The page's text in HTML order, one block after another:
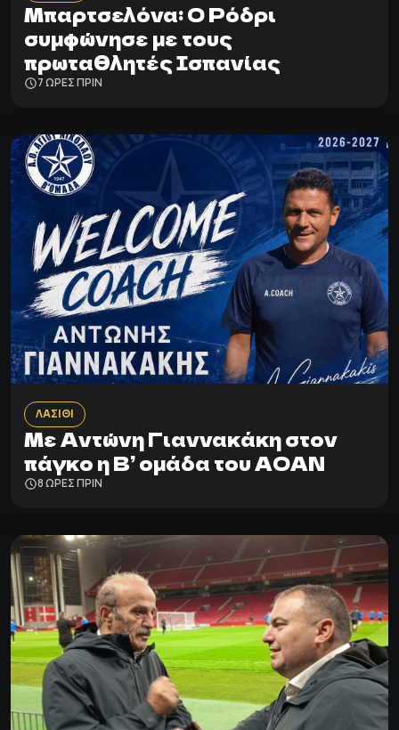
Μπαρτσελόνα: Ο Ρόδρι
συμφώνησε με τους
πρωταθλητές Ισπανίας
7 ΩΡΕΣ ΠΡΙΝ
ΛΑΣΙΘΙ
Με Αντώνη Γιαννακάκη στον
πάγκο η Β’ ομάδα του ΑΟΑΝ
8 ΩΡΕΣ ΠΡΙΝ